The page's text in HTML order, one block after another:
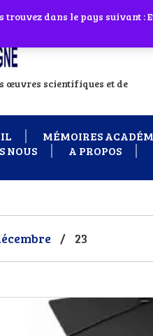
chaîne WhatsApp en
œuvres scientifiques et de
MÉMOIRES
NOUS
A PROPOS
/ 23
Si vous avez
trouvez dans le pays